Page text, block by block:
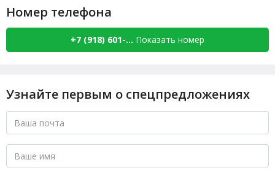
Номер телефона
+7 (918) 601-... Показать номер
Узнайте первым о спецпредложениях